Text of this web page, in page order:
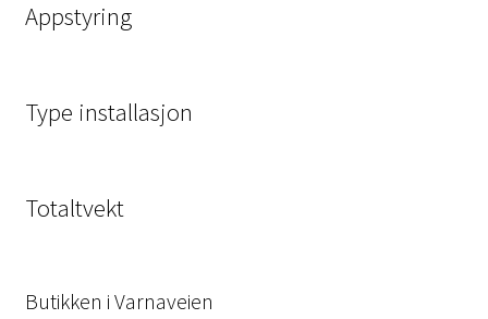
Appstyring
Type installasjon
Totaltvekt
Butikken i Varnaveien